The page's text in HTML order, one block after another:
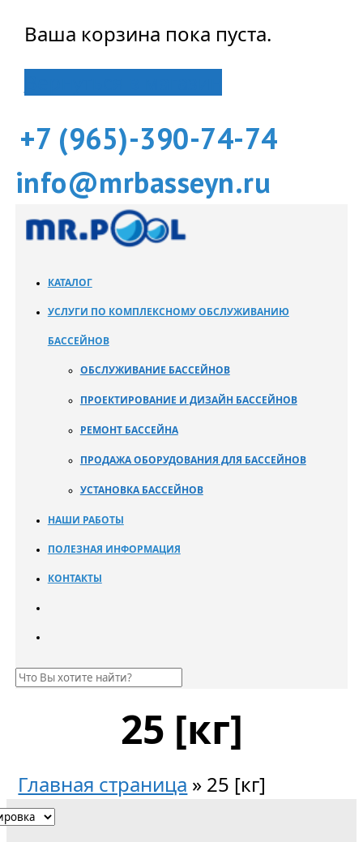
Ваша корзина пока пуста.
+7 (965)-390-74-74
info@mrbasseyn.ru
КАТАЛОГ
УСЛУГИ ПО КОМПЛЕКСНОМУ ОБСЛУЖИВАНИЮ
БАССЕЙНОВ
ОБСЛУЖИВАНИЕ БАССЕЙНОВ
ПРОЕКТИРОВАНИЕ И ДИЗАЙН БАССЕЙНОВ
РЕМОНТ БАССЕЙНА
ПРОДАЖА ОБОРУДОВАНИЯ ДЛЯ БАССЕЙНОВ
УСТАНОВКА БАССЕЙНОВ
НАШИ РАБОТЫ
ПОЛЕЗНАЯ ИНФОРМАЦИЯ
КОНТАКТЫ
25 [кг]
Главная страница » 25 [кг]